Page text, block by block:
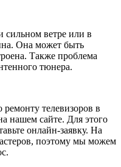
сильном ветре или в
Она может быть
Также проблема
тюнера.
телевизоров в
нашем сайте. Для этого
онлайн-заявку. На
поэтому мы можем